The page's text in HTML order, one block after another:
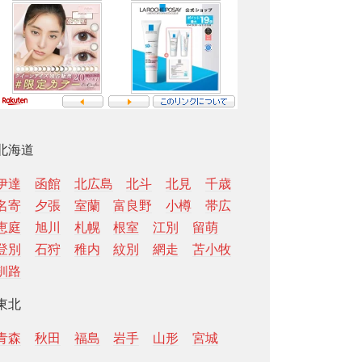
海道
達 函館 北広島 北斗 北見
千歳
寄
夕張 室蘭 富良野 小樽
帯広
庭
旭川 札幌 根室 江別
留萌
別
石狩 稚内 紋別 網走
苫小牧
路
北
森 秋田 福島 岩手 山形 宮城